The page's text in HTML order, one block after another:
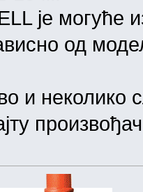
је могуће
од
и неколико